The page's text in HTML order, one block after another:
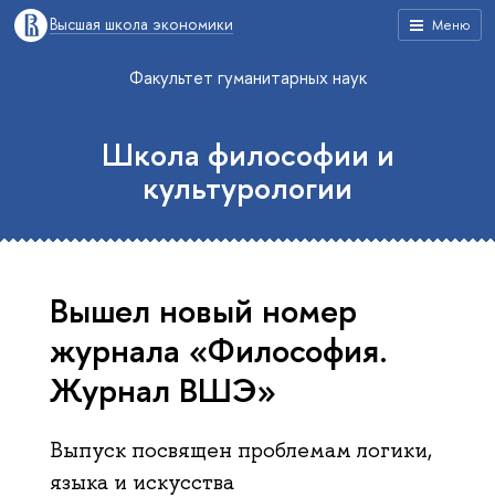
Меню
Высшая школа экономики
Факультет гуманитарных наук
Школа философии и
культурологии
Вышел новый номер
журнала «Философия.
Журнал ВШЭ»
Выпуск посвящен проблемам логики,
языка и искусства